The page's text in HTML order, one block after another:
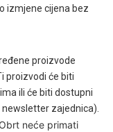
izmjene cijena bez
proizvode
proizvodi će biti
ili će biti dostupni
zajednica).
neće primati